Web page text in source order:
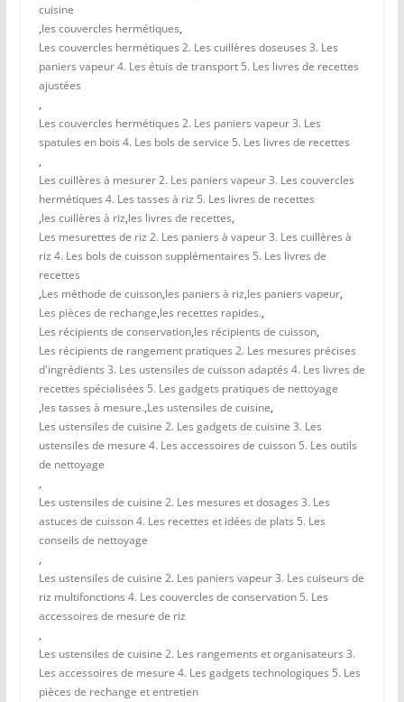
cuisine
,les couvercles hermétiques,
Les couvercles hermétiques 2. Les cuillères doseuses 3. Les
paniers vapeur 4. Les étuis de transport 5. Les livres de recettes
ajustées
,
Les couvercles hermétiques 2. Les paniers vapeur 3. Les
spatules en bois 4. Les bols de service 5. Les livres de recettes
,
Les cuillères à mesurer 2. Les paniers vapeur 3. Les couvercles
hermétiques 4. Les tasses à riz 5. Les livres de recettes
,les cuillères à riz,les livres de recettes,
Les mesurettes de riz 2. Les paniers à vapeur 3. Les cuillères à
riz 4. Les bols de cuisson supplémentaires 5. Les livres de
recettes
,Les méthode de cuisson,les paniers à riz,les paniers vapeur,
Les pièces de rechange,les recettes rapides.,
Les récipients de conservation,les récipients de cuisson,
Les récipients de rangement pratiques 2. Les mesures précises
d'ingrédients 3. Les ustensiles de cuisson adaptés 4. Les livres de
recettes spécialisées 5. Les gadgets pratiques de nettoyage
,les tasses à mesure.,Les ustensiles de cuisine,
Les ustensiles de cuisine 2. Les gadgets de cuisine 3. Les
ustensiles de mesure 4. Les accessoires de cuisson 5. Les outils
de nettoyage
,
Les ustensiles de cuisine 2. Les mesures et dosages 3. Les
astuces de cuisson 4. Les recettes et idées de plats 5. Les
conseils de nettoyage
,
Les ustensiles de cuisine 2. Les paniers vapeur 3. Les cuiseurs de
riz multifonctions 4. Les couvercles de conservation 5. Les
accessoires de mesure de riz
,
Les ustensiles de cuisine 2. Les rangements et organisateurs 3.
Les accessoires de mesure 4. Les gadgets technologiques 5. Les
pièces de rechange et entretien